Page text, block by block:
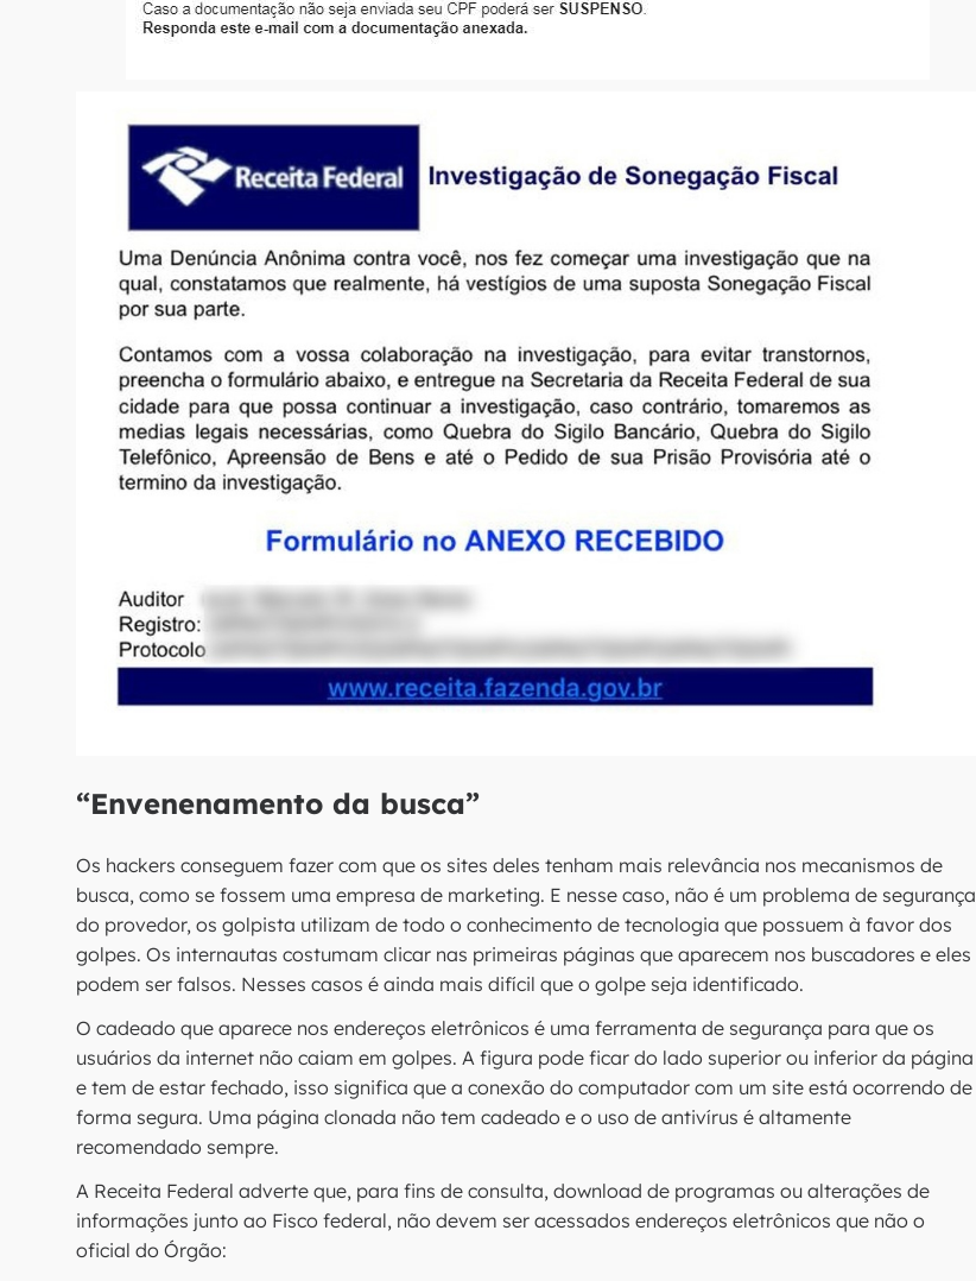
“Envenenamento da busca”
Os hackers conseguem fazer com que os sites deles tenham mais relevância nos mecanismos de
busca, como se fossem uma empresa de marketing. E nesse caso, não é um problema de segurança
do provedor, os golpista utilizam de todo o conhecimento de tecnologia que possuem à favor dos
golpes. Os internautas costumam clicar nas primeiras páginas que aparecem nos buscadores e eles
podem ser falsos. Nesses casos é ainda mais difícil que o golpe seja identificado.
O cadeado que aparece nos endereços eletrônicos é uma ferramenta de segurança para que os
usuários da internet não caiam em golpes. A figura pode ficar do lado superior ou inferior da página
e tem de estar fechado, isso significa que a conexão do computador com um site está ocorrendo de
forma segura. Uma página clonada não tem cadeado e o uso de antivírus é altamente
recomendado sempre.
A Receita Federal adverte que, para fins de consulta, download de programas ou alterações de
informações junto ao Fisco federal, não devem ser acessados endereços eletrônicos que não o
oficial do Órgão: